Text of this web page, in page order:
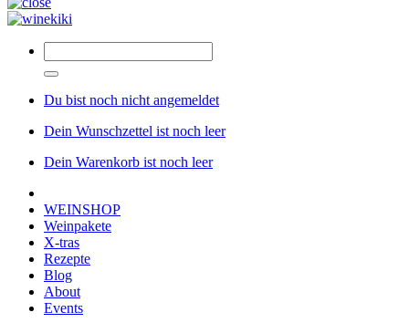
Du bist noch nicht angemeldet
Dein Wunschzettel ist noch leer
Dein Warenkorb ist noch leer
WEINSHOP
Weinpakete
X-tras
Rezepte
Blog
About
Events